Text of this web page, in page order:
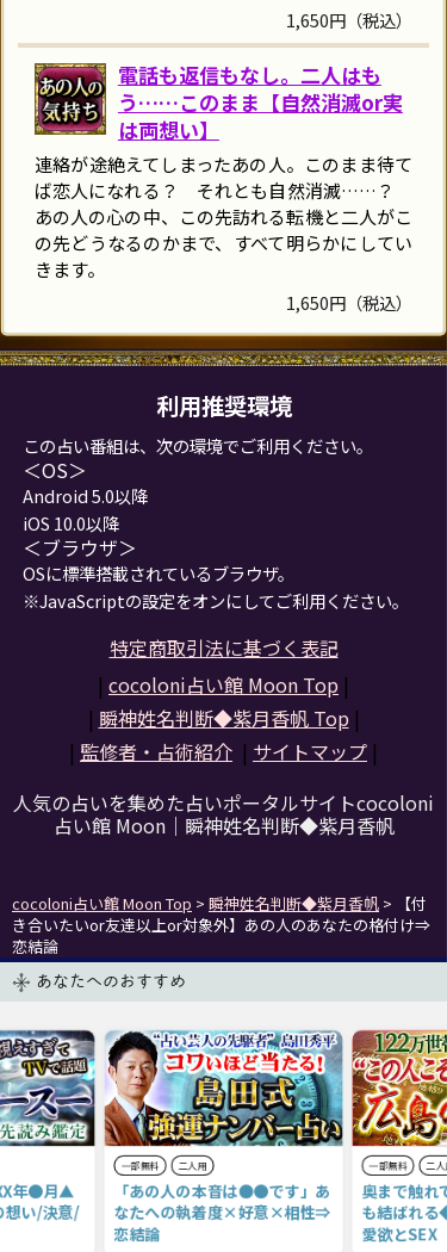
1,650円（税込）
電話も返信もなし。二人はも
う……このまま【自然消滅or実
は両想い】
連絡が途絶えてしまったあの人。このまま待て
ば恋人になれる？ それとも自然消滅……？
あの人の心の中、この先訪れる転機と二人がこ
の先どうなるのかまで、すべて明らかにしてい
きます。
1,650円（税込）
利用推奨環境
この占い番組は、次の環境でご利用ください。
＜OS＞
Android 5.0以降
iOS 10.0以降
＜ブラウザ＞
OSに標準搭載されているブラウザ。
※JavaScriptの設定をオンにしてご利用ください。
特定商取引法に基づく表記
| cocoloni占い館 Moon Top |
| 瞬神姓名判断◆紫月香帆Top|
| 監修者・占術紹介 | サイトマップ |
人気の占いを集めた占いポータルサイトcocoloni
占い館 Moon｜ 瞬神姓名判断◆紫月香帆
cocoloni占い館 Moon Top > 瞬神姓名判断◆紫月香帆 > 【付
き合いたいor友達以上or対象外】あの人のあなたの格付け⇒
恋結論
あなたへのおすすめ
年●月▲
想い/決意/
一部無料 二人用
「あの人の本音は●●です」あ
なたへの執着度×好意×相性⇒
恋結論
一部無料 二人用
奥まで触れ
も結ばれ
愛欲とSEX